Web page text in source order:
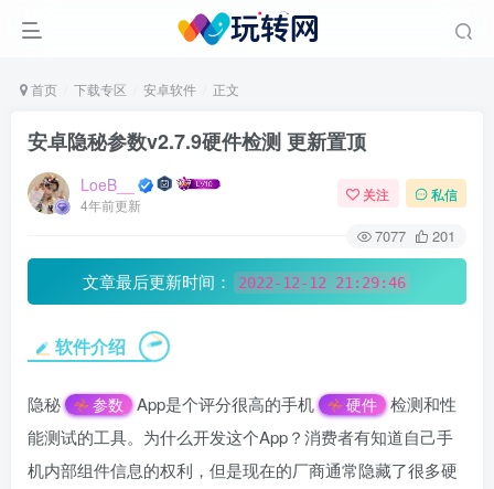
首页 下载专区 安卓软件 正文
安卓隐秘参数v2.7.9硬件检测 更新置顶
LoeB__
4年前更新
关注 私信
7077 201
文章最后更新时间： 2022-12-12 21:29:46
软件介绍
隐秘 参数 App是个评分很高的手机 硬件
检测和性
能测试的工具。为什么开发这个App？消费者有知道自己手
机内部组件信息的权利，但是现在的厂商通常隐藏了很多硬